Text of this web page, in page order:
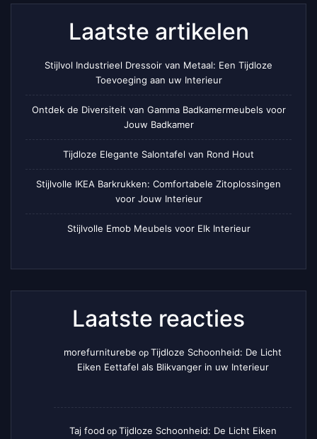
Laatste artikelen
Stijlvol Industrieel Dressoir van Metaal: Een Tijdloze
Toevoeging aan uw Interieur
Ontdek de Diversiteit van Gamma Badkamermeubels voor
Jouw Badkamer
Tijdloze Elegante Salontafel van Rond Hout
Stijlvolle IKEA Barkrukken: Comfortabele Zitoplossingen
voor Jouw Interieur
Stijlvolle Emob Meubels voor Elk Interieur
Laatste reacties
morefurniturebe op Tijdloze Schoonheid: De Licht
Eiken Eettafel als Blikvanger in uw Interieur
Taj food op Tijdloze Schoonheid: De Licht Eiken